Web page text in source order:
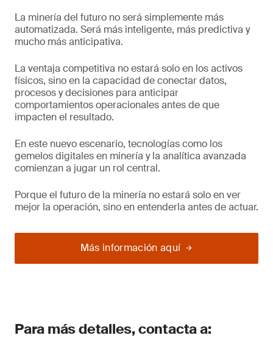
La minería del futuro no será simplemente más
automatizada. Será más inteligente, más predictiva y
mucho más anticipativa.
La ventaja competitiva no estará solo en los activos
físicos, sino en la capacidad de conectar datos,
procesos y decisiones para anticipar
comportamientos operacionales antes de que
impacten el resultado.
En este nuevo escenario, tecnologías como los
gemelos digitales en minería y la analítica avanzada
comienzan a jugar un rol central.
Porque el futuro de la minería no estará solo en ver
mejor la operación, sino en entenderla antes de actuar.
Más información aquí
Para más detalles, contacta a: